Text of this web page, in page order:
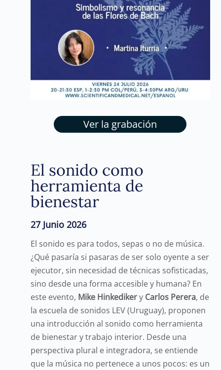
Ver la grabación
El sonido como
herramienta de
bienestar
27 Junio 2026
El sonido es para todos, sepas o no de música.
¿Qué pasaría si pasaras de ser solo oyente a ser
ejecutor, sin necesidad de técnicas sofisticadas,
sino desde una forma accesible y humana? En
este evento, Mike Hinkedikery Carlos Perera, de
la escuela de sonidos LEV (Uruguay), proponen
una introducción al sonido como herramienta
de bienestar y trabajo interior. Desde una
perspectiva plural e integradora, se entiende
que la música no pertenece a unos pocos: es un